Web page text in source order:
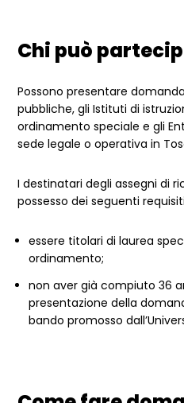
Chi può
Possono presentare
pubbliche, gli Istituti di
ordinamento speciale e gli
sede legale o operativa in
I destinatari degli assegni di
possesso dei seguenti
essere titolari di laurea
ordinamento;
non aver già compiuto 36
presentazione della
bando promosso